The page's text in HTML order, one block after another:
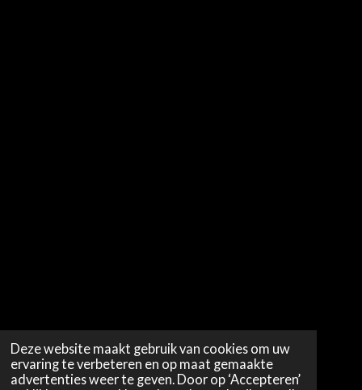
Deze website maakt gebruik van cookies om uw
ervaring te verbeteren en op maat gemaakte
advertenties weer te geven. Door op ‘Accepteren’